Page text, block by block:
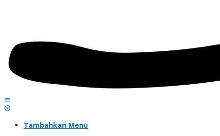
Tambahkan Menu